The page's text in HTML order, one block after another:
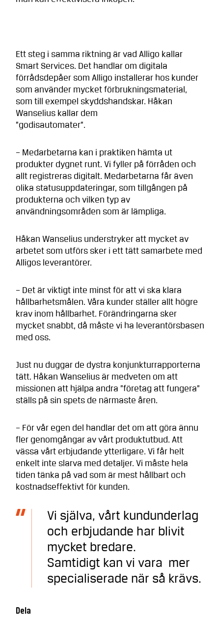
Ett steg i samma riktning är vad Alligo kallar
Smart Services. Det handlar om digitala
förrådsdepåer som Alligo installerar hos kunder
som använder mycket förbrukningsmaterial,
som till exempel skyddshandskar. Håkan
Wanselius kallar dem
”godisautomater”.
– Medarbetarna kan i praktiken hämta ut
produkter dygnet runt. Vi fyller på förråden och
allt registreras digitalt. Medarbetarna får även
olika statusuppdateringar, som tillgången på
produkterna och vilken typ av
användningsområden som är lämpliga.
Håkan Wanselius understryker att mycket av
arbetet som utförs sker i ett tätt samarbete med
Alligos leverantörer.
– Det är viktigt inte minst för att vi ska klara
hållbarhetsmålen. Våra kunder ställer allt högre
krav inom hållbarhet. Förändringarna sker
mycket snabbt, då måste vi ha leverantörsbasen
med oss.
Just nu duggar de dystra konjunkturrapporterna
tätt. Håkan Wanselius är medveten om att
missionen att hjälpa andra ”företag att fungera”
ställs på sin spets de närmaste åren.
– För vår egen del handlar det om att göra ännu
fler genomgångar av vårt produktutbud. Att
vässa vårt erbjudande ytterligare. Vi får helt
enkelt inte slarva med detaljer. Vi måste hela
tiden tänka på vad som är mest hållbart och
kostnadseffektivt för kunden.
Vi själva, vårt kundunderlag
och erbjudande har blivit
mycket bredare.
Samtidigt kan vi vara mer
specialiserade när så krävs.
Dela